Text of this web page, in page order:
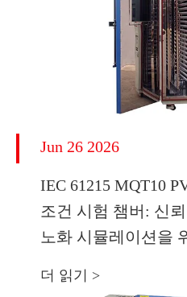
Jun 26 2026
IEC 61215 MQT10
조건 시험 챔버: 신
노화 시뮬레이션을
더 읽기 >